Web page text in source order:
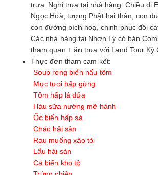
trưa. Nghỉ trưa tại nhà hàng. Chiều đi
Ngọc Hoà, tượng Phật hai thân, con
con đường bích hoạ, chinh phục đồi
Các nhà hàng tại Nhơn Lý có bán
tham quan + ăn trưa với Land Tour Kỳ
Thực đơn tham cam kết:
Soup rong biển nấu tôm
Mực tưoi hấp gừng
Tôm hấp lá dứa
Hàu sữa nướng mỡ hành
Ốc biển hấp sả
Cháo hải sản
Rau muống xào tỏi
Lẩu hải sản
Cá biển kho tộ